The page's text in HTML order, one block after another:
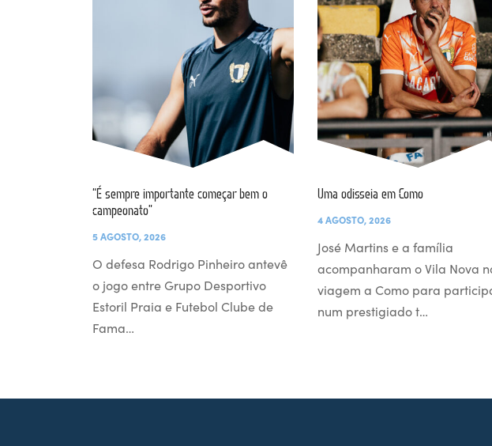
“É sempre importante começar bem o
campeonato”
5 AGOSTO, 2026
O defesa Rodrigo Pinheiro antevê
o jogo entre Grupo Desportivo
Estoril Praia e Futebol Clube de
Fama…
Uma odisseia em Como
4 AGOSTO, 2026
José Martins e a família
acompanharam o Vila Nova
viagem a Como para
num prestigiado t…